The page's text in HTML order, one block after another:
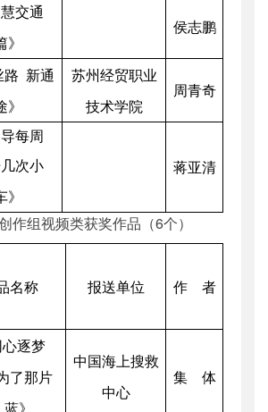
慧交通
》
侯志鹏
路 新通
》
苏州经贸职业
技术学院
周青奇
导每周
次小
》
蒋亚清
组视频类获奖作品（6个）
名称 报送单位 作 者
心逐梦
那片
中国海上搜救
中心
集 体